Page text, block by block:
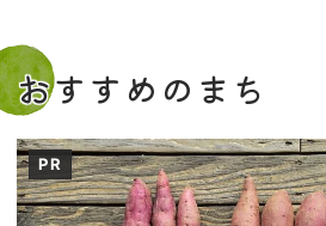
おすすめのまち
PR